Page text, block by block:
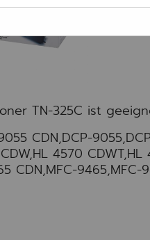
TN-325C ist
CDN,DCP-
4570
CDN,MFC-